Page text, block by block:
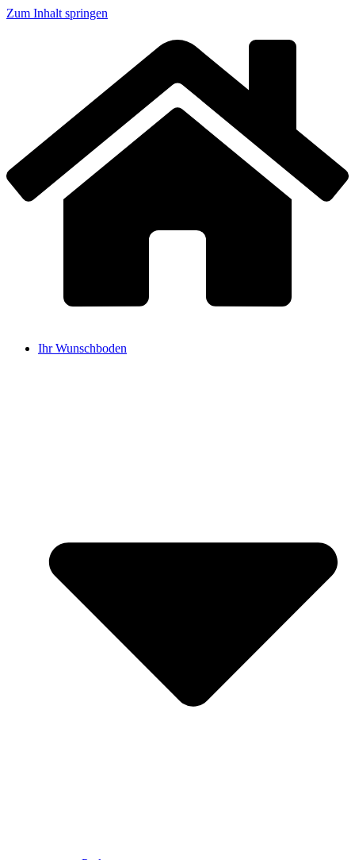
Zum Inhalt springen
Ihr Wunschboden